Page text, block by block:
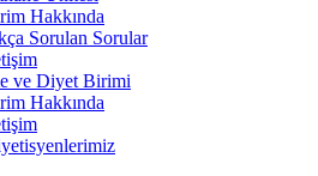
Hakkında
Sorulan Sorular
ve Diyet Birimi
Hakkında